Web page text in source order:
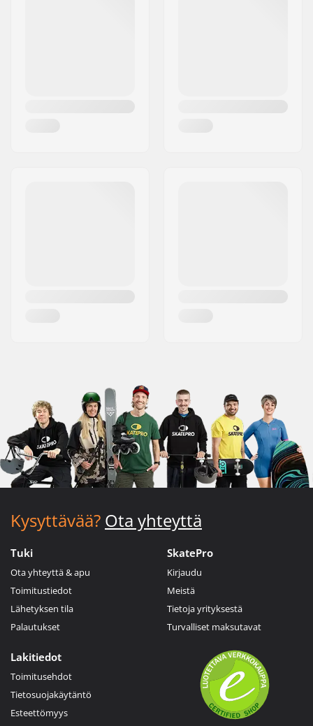
Kysyttävää? Ota yhteyttä
Tuki
Ota yhteyttä & apu
Toimitustiedot
Lähetyksen tila
Palautukset
SkatePro
Kirjaudu
Meistä
Tietoja yrityksestä
Turvalliset maksutavat
Lakitiedot
Toimitusehdot
Tietosuojakäytäntö
Esteettömyys